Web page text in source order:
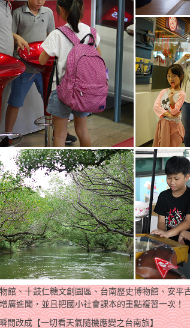
館、十鼓仁糖文創園區、台南歷史博物館、安平
廣進聞，並且把國小社會課本的重點複習一次！
間改成【一切看天氣隨機應變之台南旅】